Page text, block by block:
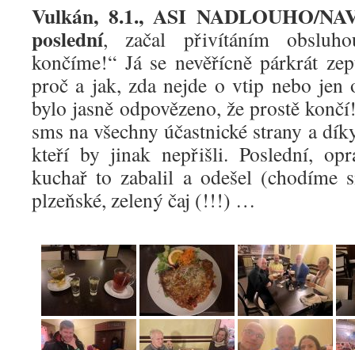
Vulkán, 8.1., ASI NADLOUHO/
poslední, začal přivítáním
končíme!“ Já se nevěřícně párkrát
proč a jak, zda nejde o vtip nebo
bylo jasně odpovězeno, že prostě
sms na všechny účastnické strany a
kteří by jinak nepřišli. Poslední,
kuchař to zabalil a odešel (chodíme
plzeňské, zelený čaj (!!!) …